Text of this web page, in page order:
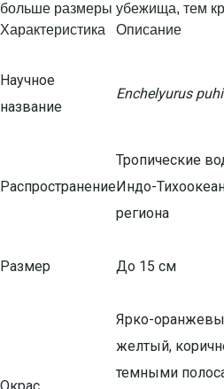
больше размеры убежища, тем
Характеристика
Описание
Научное
название
Enchelyurus puhi
Распространение
Тропические
Индо-
региона
Размер До 15 см
Ярко-
желтый,
темными